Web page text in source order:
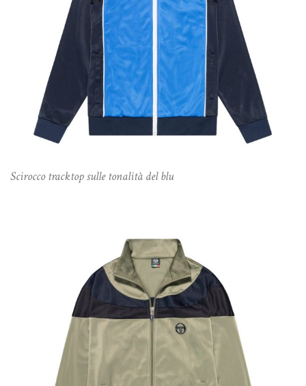
Scirocco tracktop sulle tonalità del blu